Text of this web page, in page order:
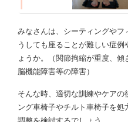
みなさんは、シーティングや
うしても座ることが難しい症
ょうか。（関節拘縮が重度、
脳機能障害等の障害）
そんな時、適切な訓練やケアの
ング車椅子やチルト車椅子を